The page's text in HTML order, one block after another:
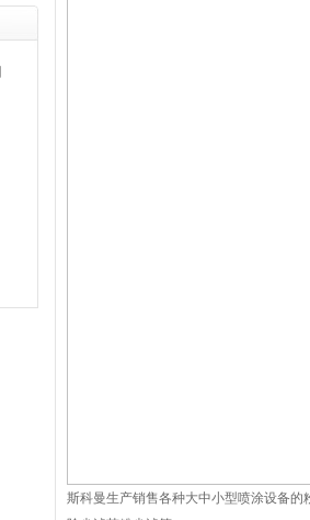
斯科曼生产销售各种大中小型喷涂设备